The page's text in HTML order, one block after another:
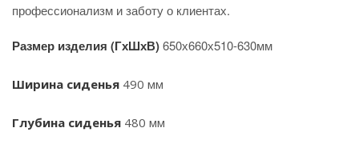
профессионализм и заботу о клиентах.
Размер изделия (ГхШхВ)650х660х510-630мм
Ширина сиденья 490 мм
Глубина сиденья 480 мм